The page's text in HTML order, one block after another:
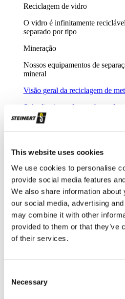
This website uses cookies
We use cookies to personalise
provide social media features
We also share information
our social media, advertising
may combine it with other
provided to them or that they’ve
of their services.
Selection
Necessary
Reciclagem de vidro
O vidro é infinitamente
separado por tipo
Mineração
Nossos equipamentos de
mineral
Visão geral da reciclagem de
Soluções inovadoras e baseadas
capacidade de separação,
metais efetiva.
Valorização inteligente de sucata
magnética direcionada
Sucata de shredder
Separar sucata de shredder com
Resíduos de shredder
As soluções para reciclagem de
Reciclagem de alumínio